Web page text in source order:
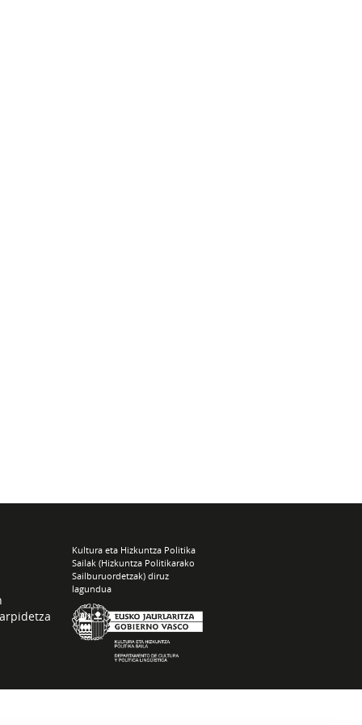
Kultura eta Hizkuntza Politika
Sailak (Hizkuntza Politikarako
Sailburuordetzak) diruz
lagundua